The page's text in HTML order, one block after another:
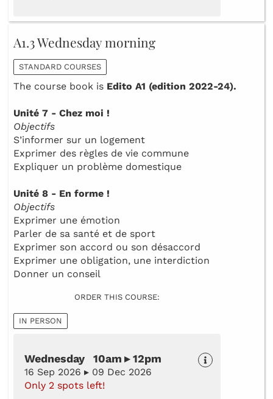
A1.3 Wednesday morning
STANDARD COURSES
The course book is Edito A1 (edition 2022-24).
Unité 7 - Chez moi !
Objectifs
S’informer sur un logement
Exprimer des règles de vie commune
Expliquer un problème domestique
Unité 8 - En forme !
Objectifs
Exprimer une émotion
Parler de sa santé et de sport
Exprimer son accord ou son désaccord
Exprimer une obligation, une interdiction
Donner un conseil
ORDER THIS COURSE:
IN PERSON
Wednesday 10am ▸ 12pm
16 Sep 2026 ▸ 09 Dec 2026
Only 2 spots left!